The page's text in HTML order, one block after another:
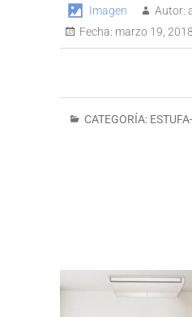
Imagen Autor:
Fecha: marzo 19, 2018
CATEGORÍA: